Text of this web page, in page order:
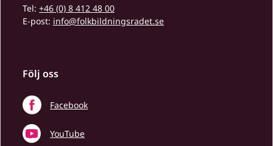
Tel: +46 (0) 8 412 48 00
E-post: info@folkbildningsradet.se
Följ oss
Facebook
YouTube